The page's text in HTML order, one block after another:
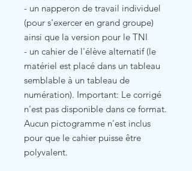
- un napperon de travail individuel
(pour s'exercer en grand groupe)
ainsi que la version pour le TNI
- un cahier de l'élève alternatif (le
matériel est placé dans un tableau
semblable à un tableau de
numération). Important: Le corrigé
n'est pas disponible dans ce format.
Aucun pictogramme n'est inclus
pour que le cahier puisse être
polyvalent.